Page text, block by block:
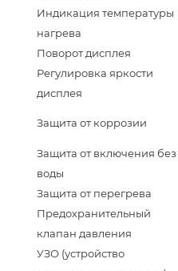
Индикация температуры
нагрева
Поворот дисплея
Регулировка яркости
дисплея
Защита от коррозии
Защита от включения без
воды
Защита от перегрева
Предохранительный
клапан давления
УЗО (устройство